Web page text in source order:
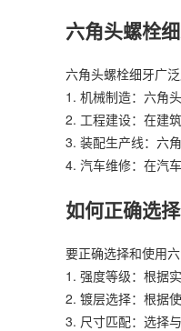
六角头螺栓
六角头螺栓细牙广泛
1. 机械制造：六角
2. 工程建设：在建
3. 装配生产线：六
4. 汽车维修：在汽
如何正确选
要正确选择和使用
1. 强度等级：根据
2. 镀层选择：根据
3. 尺寸匹配：选择